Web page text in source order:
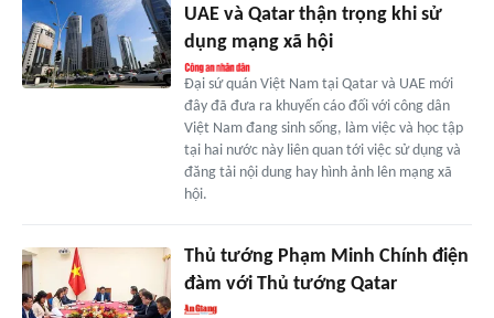
UAE và Qatar thận trọng khi sử
dụng mạng xã hội
Đại sứ quán Việt Nam tại Qatar và UAE mới
đây đã đưa ra khuyến cáo đối với công dân
Việt Nam đang sinh sống, làm việc và học tập
tại hai nước này liên quan tới việc sử dụng và
đăng tải nội dung hay hình ảnh lên mạng xã
hội.
Thủ tướng Phạm Minh Chính điện
đàm với Thủ tướng Qatar